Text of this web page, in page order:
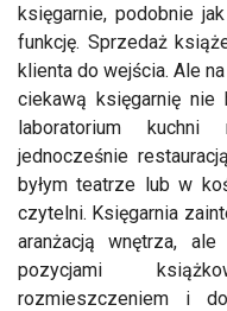
księgarnie, podobnie
funkcję. Sprzedaż
klienta do wejścia. Ale
ciekawą księgarnię nie
laboratorium
jednocześnie
byłym teatrze lub w
czytelni. Księgarnia
aranżacją wnętrza,
pozycjami
rozmieszczeniem i